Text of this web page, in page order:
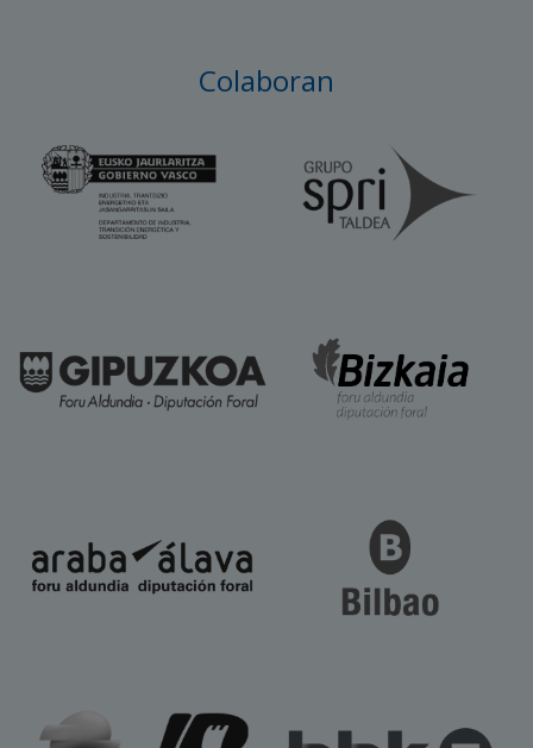
Colaboran